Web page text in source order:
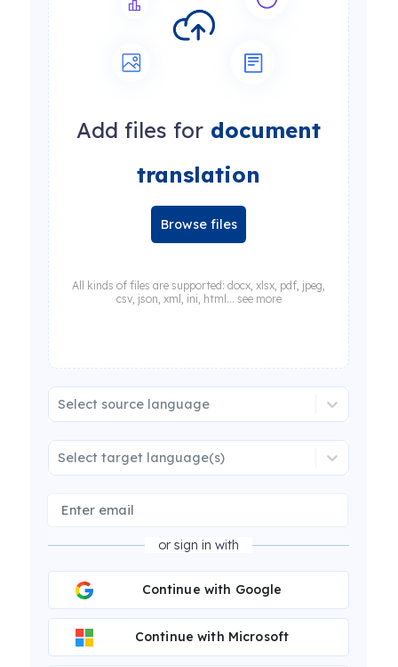
Add files for document
translation
Browse files
All kinds of files are supported: docx, xlsx, pdf, jpeg,
csv, json, xml, ini, html... see more
Select source language
Select target language(s)
or sign in with
Continue with Google
Continue with Microsoft